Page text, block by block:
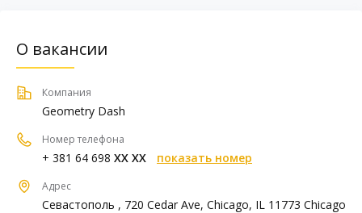
О вакансии
Компания
Geometry Dash
Номер телефона
+ 381 64 698 XX XX показать номер
Адрес
Севастополь , 720 Cedar Ave, Chicago, IL 11773 Chicago